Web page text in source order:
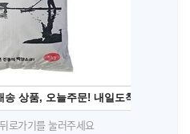
로가기를 눌러주세요